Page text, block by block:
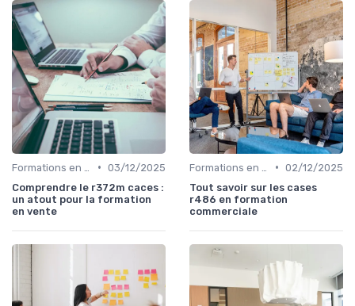
• 03/12/2025
Comprendre le r372m caces :
un atout pour la formation
en vente
• 02/12/2025
Tout savoir sur les cases
r486 en formation
commerciale